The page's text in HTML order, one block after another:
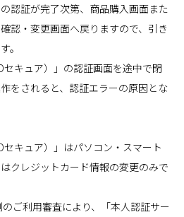
認証が完了次第、商品購入画面また
認・変更画面へ戻りますので、引き
。
キュア）」の認証画面を途中で閉
をされると、認証エラーの原因とな
キュア）」はパソコン・スマート
クレジットカード情報の変更のみで
ご利用審査により、「本人認証サー